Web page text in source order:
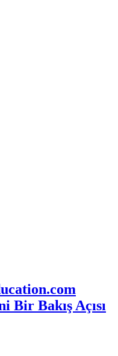
Bir Bakış Açısı